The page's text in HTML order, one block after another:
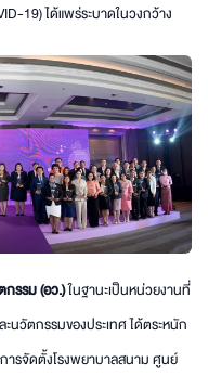
19) ได้แพร่ระบาดในวงกว้าง
รรม (อว.)ในฐานะเป็นหน่วยงานที่
วัตกรรมของประเทศ ได้ตระหนัก
รจัดตั้งโรงพยาบาลสนาม ศูนย์